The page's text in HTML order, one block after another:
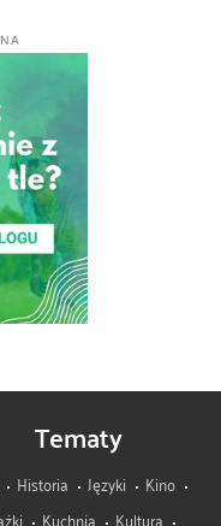
Tematy
Historia Języki
Kino
Kuchnia Kultura